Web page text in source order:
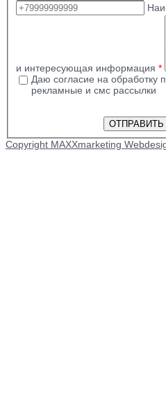
и интересующая информация *
Даю согласие на обработку
рекламные и смс рассылки
Copyright MAXXmarketing